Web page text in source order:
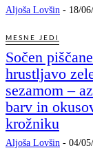
Aljoša Lovšin - 18/
MESNE JEDI
Sočen
hrustljavo
sezamom –
barv in
krožniku
Aljoša Lovšin - 04/